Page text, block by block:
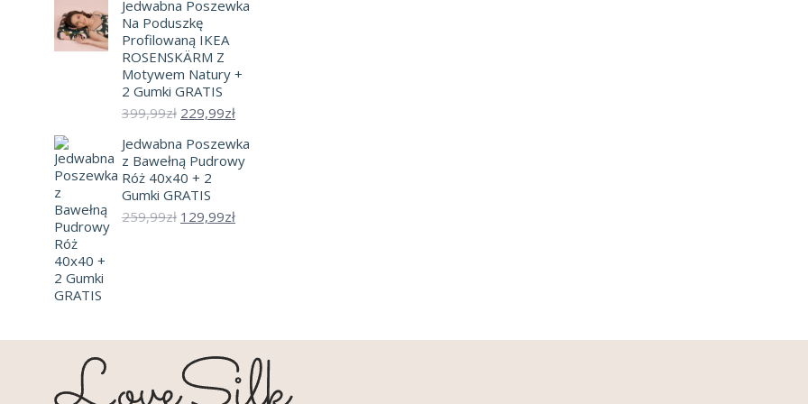
wynosiła:
349,99zł.
wynosi:
Jedwabna Poszewka
Na Poduszkę
Profilowaną IKEA
ROSENSKÄRM Z
Motywem Natury +
2 Gumki GRATIS
399,99zł Pierwotna
wynosiła:
399,99zł.
229,99złAktualna
wynosi:
229,99zł.
Jedwabna Poszewka
z Bawełną Pudrowy
Róż 40x40 + 2
Gumki GRATIS
259,99zł Pierwotna
129,99złAktualna